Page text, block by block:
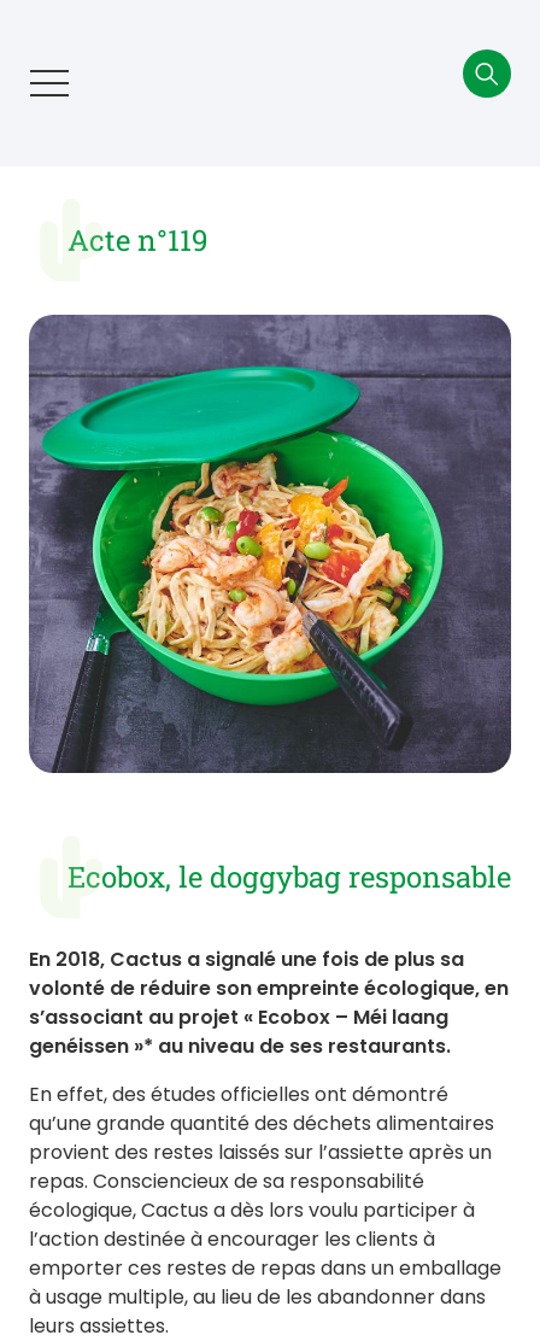
principalActe n°119
Ecobox, le doggybag responsable
En 2018, Cactus a signalé une fois de plus sa
volonté de réduire son empreinte écologique, en
s’associant au projet « Ecobox – Méi laang
genéissen »* au niveau de ses restaurants.
En effet, des études officielles ont démontré
qu’une grande quantité des déchets alimentaires
provient des restes laissés sur l’assiette après un
repas. Consciencieux de sa responsabilité
écologique, Cactus a dès lors voulu participer à
l’action destinée à encourager les clients à
emporter ces restes de repas dans un emballage
à usage multiple, au lieu de les abandonner dans
leurs assiettes.